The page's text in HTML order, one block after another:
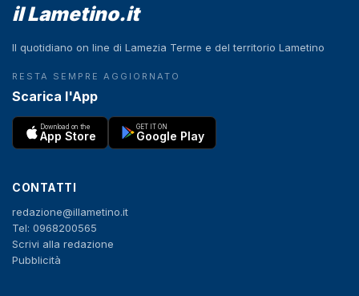
il Lametino.it
Il quotidiano on line di Lamezia Terme e del territorio Lametino
RESTA SEMPRE AGGIORNATO
Scarica l'App
Download on the
App Store
GET IT ON
Google Play
CONTATTI
redazione@illametino.it
Tel: 0968200565
Scrivi alla redazione
Pubblicità